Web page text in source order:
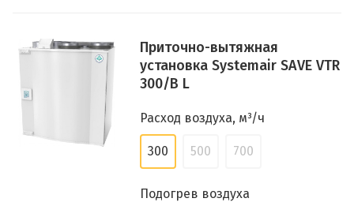
Приточно-вытяжная
установка Systemair SAVE VTR
300/B L
Расход воздуха, м³/ч
300 500 700
Подогрев воздуха